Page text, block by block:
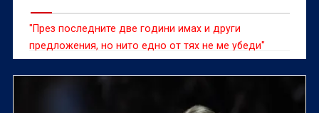
"През последните две години имах и други
предложения, но нито едно от тях не ме убеди"